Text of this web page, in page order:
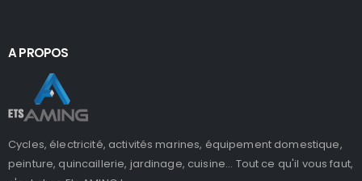
A PROPOS
Cycles, électricité, activités marines, équipement domestique,
peinture, quincaillerie, jardinage, cuisine... Tout ce qu'il vous faut,